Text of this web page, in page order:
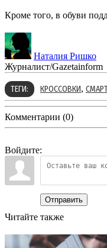
Кроме того, в обуви
Наталия Ришко
Журналист/Gazetainform
ТЕГИ: КРОССОВКИ,
Комментарии (0)
Войдите:
Отправить
Читайте также